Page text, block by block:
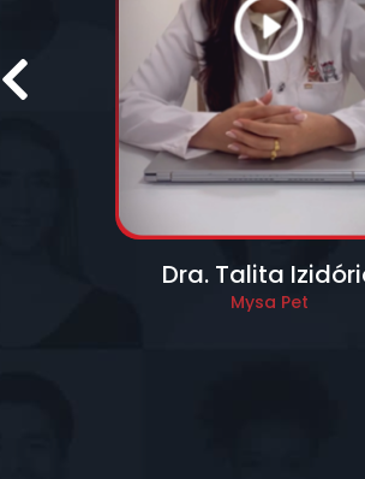
Dra. Talita
Mysa Pet
Prev